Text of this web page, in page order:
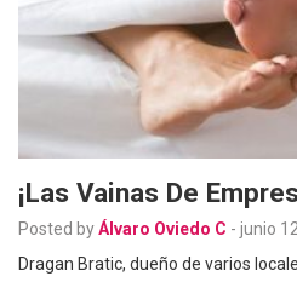
¡Las Vainas De
Posted byÁlvaro Oviedo C - junio
Dragan Bratic, dueño de varios